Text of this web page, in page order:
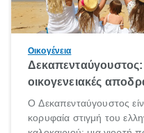
Οικογένεια
Δεκαπενταύγουστος:
οικογενειακές
Ο Δεκαπενταύγουστος
κορυφαία στιγμή του